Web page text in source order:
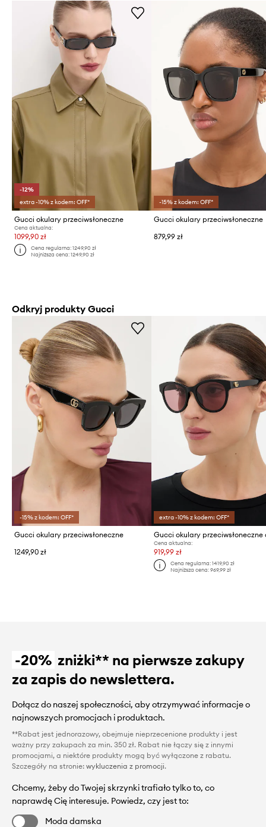
-12%
extra -10% z kodem: OFF*
Gucci okulary przeciwsłoneczne
Cena aktualna:
1099,90 zł
Cena regularna:1249,90 zł
Najniższa cena:1249,90 zł
-15% z kodem: OFF*
Gucci okulary przeciwsłoneczne
879,99 zł
Odkryj produkty Gucci
-15% z kodem: OFF*
Gucci okulary przeciwsłoneczne
1249,90 zł
extra -10% z kodem: OFF*
Cena aktualna:
919,99 zł
Cena regularna: 1419,90 zł
Najniższa cena: 969,99 zł
-20% zniżki** na pierwsze zakupy
za zapis do newslettera.
Dołącz do naszej społeczności, aby otrzymywać informacje o
najnowszych promocjach i produktach.
**Rabat jest jednorazowy, obejmuje nieprzecenione produkty i jest
ważny przy zakupach za min. 350 zł. Rabat nie łączy się z innymi
promocjami, a niektóre produkty mogą być wyłączone z rabatu.
Szczegóły na stronie: wykluczenia z promocji.
Chcemy, żeby do Twojej skrzynki trafiało tylko to, co
naprawdę Cię interesuje. Powiedz, czy jest to:
Moda damska